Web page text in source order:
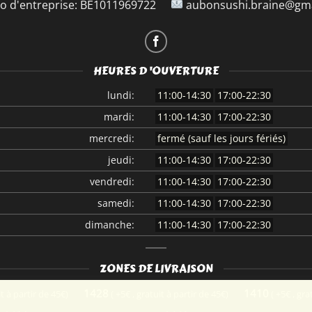
d'entreprise: BE1011969722
HEURES D 'OUVERTURE
lundi: 11:00-14:30 17:00-22:30
mardi:
11:00-14:30 17:00-22:30
mercredi:
fermé (sauf les jours fériés)
jeudi:
11:00-14:30 17:00-22:30
vendredi:
11:00-14:30 17:00-22:30
samedi:
11:00-14:30 17:00-22:30
dimanche:
11:00-14:30 17:00-22:30
ZONES DE LIVRAISON